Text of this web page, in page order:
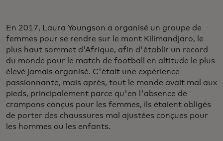
En 2017, Laura Youngson a organisé un groupe de
femmes pour se rendre sur le mont Kilimandjaro, le
plus haut sommet d'Afrique, afin d'établir un record
du monde pour le match de football en altitude le plus
élevé jamais organisé. C'était une expérience
passionnante, mais après, tout le monde avait mal aux
pieds, principalement parce qu'en l'absence de
crampons conçus pour les femmes, ils étaient obligés
de porter des chaussures mal ajustées conçues pour
les hommes ou les enfants.